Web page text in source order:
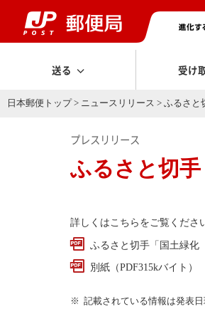
送る 受け
日本郵便トップ> ニュースリリース > ふるさ
プレスリリース
ふるさと切
詳しくはこちらをご覧くださ
ふるさと切手「国土緑化
別紙（PDF315kバイト）
記載されている情報は発表